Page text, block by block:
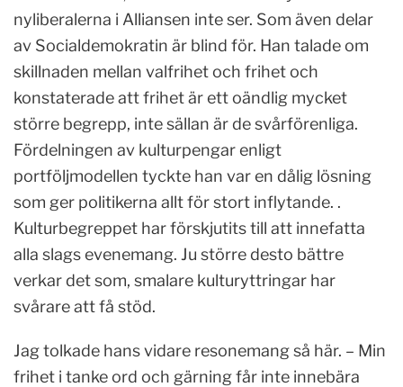
nyliberalerna i Alliansen inte ser. Som även delar
av Socialdemokratin är blind för. Han talade om
skillnaden mellan valfrihet och frihet och
konstaterade att frihet är ett oändlig mycket
större begrepp, inte sällan är de svårförenliga.
Fördelningen av kulturpengar enligt
portföljmodellen tyckte han var en dålig lösning
som ger politikerna allt för stort inflytande. .
Kulturbegreppet har förskjutits till att innefatta
alla slags evenemang. Ju större desto bättre
verkar det som, smalare kulturyttringar har
svårare att få stöd.
Jag tolkade hans vidare resonemang så här. – Min
frihet i tanke ord och gärning får inte innebära